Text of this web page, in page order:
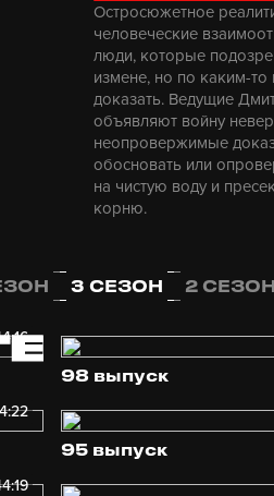
Остросюжетное
человеческие
люди, которые
измене, но по каким-
доказать. Ведущие
объявляют войну
неопровержимые
обосновать или
на чистую воду и
корню.
3 СЕЗОН 2 СЕЗОН
98 выпуск
95 выпуск